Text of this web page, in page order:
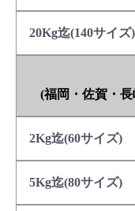
(福岡・佐賀・